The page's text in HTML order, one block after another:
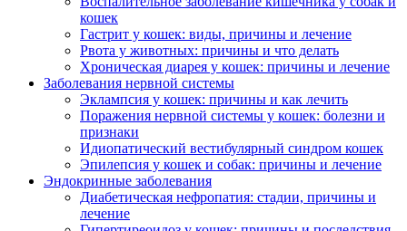
кошек
Гастрит у кошек: виды, причины и лечение
Рвота у животных: причины и что делать
Хроническая диарея у кошек: причины и лечение
Заболевания нервной системы
Эклампсия у кошек: причины и как лечить
Поражения нервной системы у кошек: болезни и
признаки
Идиопатический вестибулярный синдром кошек
Эпилепсия у кошек и собак: причины и лечение
Эндокринные заболевания
Диабетическая нефропатия: стадии, причины и
лечение